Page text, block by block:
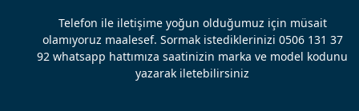
Telefon ile iletişime yoğun olduğumuz için müsait
olamıyoruz maalesef. Sormak istediklerinizi 0506 131 37
92 whatsapp hattımıza saatinizin marka ve model kodunu
yazarak iletebilirsiniz